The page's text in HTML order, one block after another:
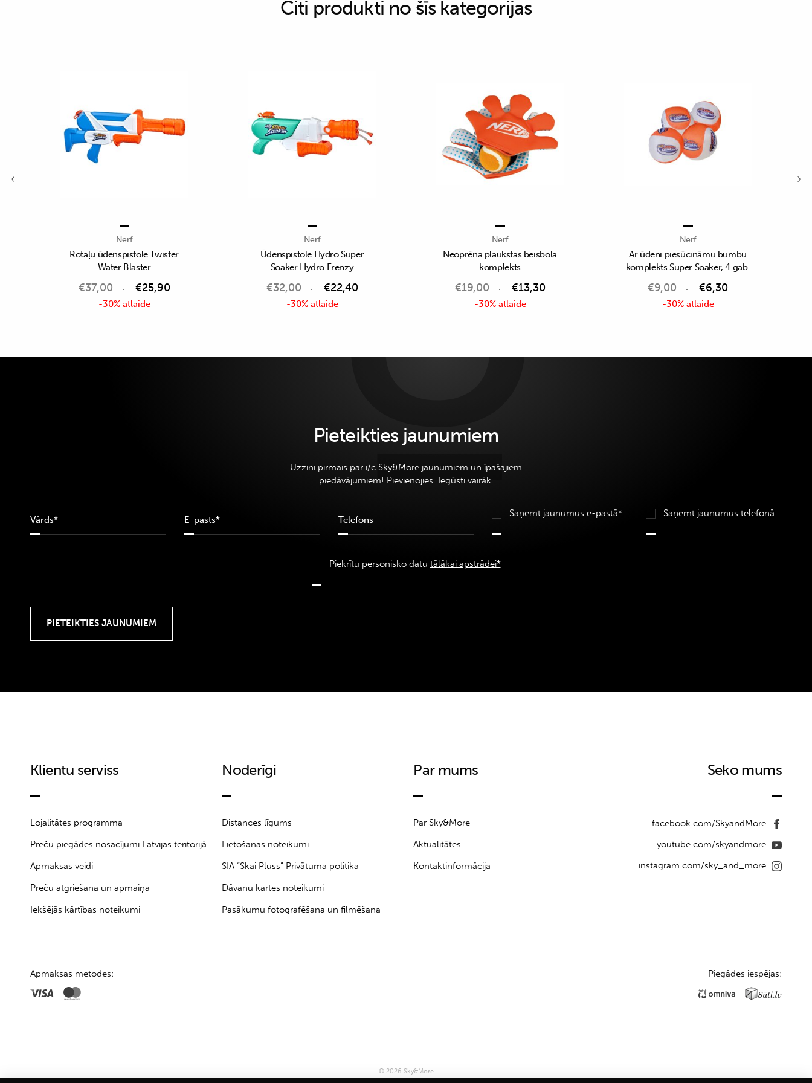
Citi produkti no šīs kategorijas
Nerf
Rotaļu ūdenspistole Twister
Water Blaster
€37,00 €25,90
-30% atlaide
Nerf
Ūdenspistole Hydro Super
Soaker Hydro Frenzy
€32,00 €22,40
-30% atlaide
Nerf
Neoprēna plaukstas beisbola
komplekts
€19,00 €13,30
-30% atlaide
Nerf
Ar ūdeni piesūcināmu bumbu
komplekts Super Soaker, 4 gab.
€9,00 €6,30
-30% atlaide
Pieteikties jaunumiem
Uzzini pirmais par i/c Sky&More jaunumiem un īpašajiem
piedāvājumiem! Pievienojies. Iegūsti vairāk.
Saņemt jaunumus e-pastā* Saņemt jaunumus telefonā
Piekrītu personisko datu tālākai apstrādei*
Klientu serviss
Lojalitātes programma
Preču piegādes nosacījumi Latvijas teritorijā
Apmaksas veidi
Preču atgriešana un apmaiņa
Iekšējās kārtības noteikumi
Noderīgi
Distances līgums
Lietošanas noteikumi
SIA “Skai Pluss” Privātuma politika
Dāvanu kartes noteikumi
Pasākumu fotografēšana un filmēšana
Par mums
Par Sky&More
Aktualitātes
Kontaktinformācija
Seko mums
facebook.com/SkyandMore
youtube.com/skyandmore
instagram.com/sky_and_more
Apmaksas metodes: Piegādes iespējas:
© 2026 Sky&More